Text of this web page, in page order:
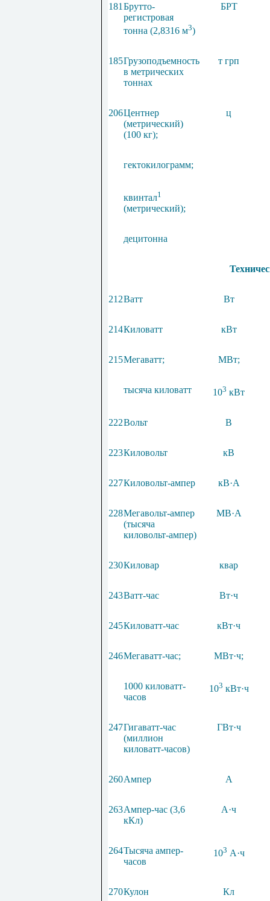
181 Брутто-
регистровая
тонна (2,8316 м3)
БРТ
185Грузоподъемность
в метрических
тоннах
т грп
206Центнер
(метрический)
(100 кг);
ц
гектокилограмм;
квинтал1
(метрический);
децитонна
212Ватт Вт
214Киловатт кВт
215Мегаватт; МВт;
тысяча киловатт 103 кВт
222Вольт В
223Киловольт кВ
227Киловольт-ампер кВ·А
228Мегавольт-ампер
(тысяча
киловольт-ампер)
МВ·А
230Киловар квар
243Ватт-час Вт·ч
245Киловатт-час кВт·ч
246Мегаватт-час; МВт·ч;
1000 киловатт-
часов
103 кВт·ч
247Гигаватт-час
(миллион
киловатт-часов)
ГВт·ч
260Ампер А
263Ампер-час (3,6
кКл)
А·ч
264Тысяча ампер-
часов
103 А·ч
270Кулон Кл